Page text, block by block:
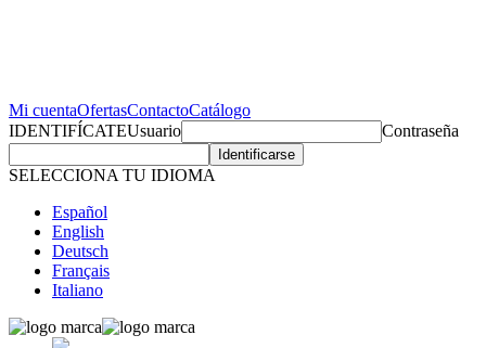
Mi cuentaOfertasContactoCatálogo
IDENTIFÍCATEUsuario Contraseña
SELECCIONA TU IDIOMA
Español
English
Deutsch
Français
Italiano